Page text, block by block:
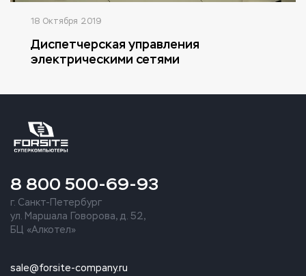
18 Октября 2019
Диспетчерская управления
электрическими сетями
8 800 500-69-93
г. Санкт-Петербург
ул. Маршала Говорова, д. 52,
БЦ «Алкотел»
sale@forsite-company.ru